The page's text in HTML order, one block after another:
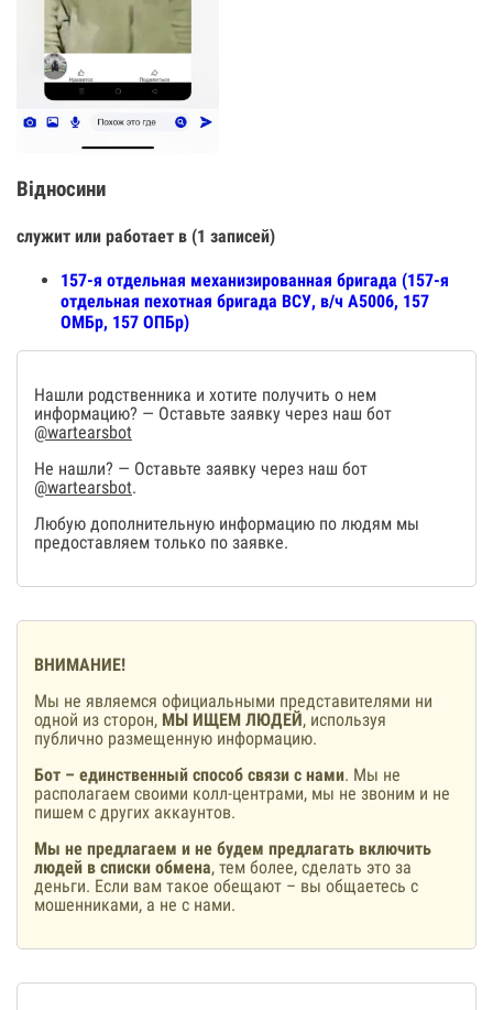
Відносини
служит или работает в (1 записей)
157-я отдельная механизированная бригада (157-я
отдельная пехотная бригада ВСУ, в/ч А5006, 157
ОМБр, 157 ОПБр)
Нашли родственника и хотите получить о нем
информацию? — Оставьте заявку через наш бот
@wartearsbot
Не нашли? — Оставьте заявку через наш бот
@wartearsbot.
Любую дополнительную информацию по людям мы
предоставляем только по заявке.
ВНИМАНИЕ!
Мы не являемся официальными представителями ни
одной из сторон, МЫ ИЩЕМ ЛЮДЕЙ, используя
публично размещенную информацию.
Бот – единственный способ связи с нами. Мы не
располагаем своими колл-центрами, мы не звоним и не
пишем с других аккаунтов.
Мы не предлагаем и не будем предлагать включить
людей в списки обмена, тем более, сделать это за
деньги. Если вам такое обещают – вы общаетесь с
мошенниками, а не с нами.